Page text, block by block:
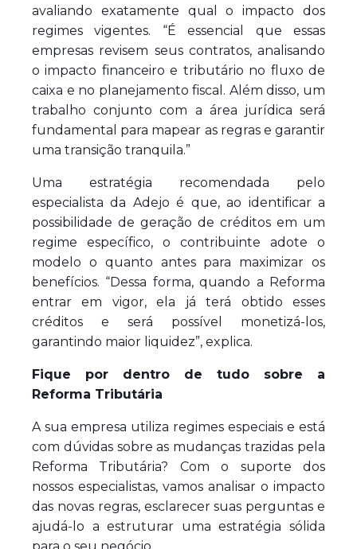
avaliando exatamente qual o impacto dos
regimes vigentes. “É essencial que essas
empresas revisem seus contratos, analisando
o impacto financeiro e tributário no fluxo de
caixa e no planejamento fiscal. Além disso, um
trabalho conjunto com a área jurídica será
fundamental para mapear as regras e garantir
uma transição tranquila.”
Uma estratégia recomendada pelo
especialista da Adejo é que, ao identificar a
possibilidade de geração de créditos em um
regime específico, o contribuinte adote o
modelo o quanto antes para maximizar os
benefícios. “Dessa forma, quando a Reforma
entrar em vigor, ela já terá obtido esses
créditos e será possível monetizá-los,
garantindo maior liquidez”, explica.
Fique por dentro de tudo sobre a
Reforma Tributária
A sua empresa utiliza regimes especiais e está
com dúvidas sobre as mudanças trazidas pela
Reforma Tributária? Com o suporte dos
nossos especialistas, vamos analisar o impacto
das novas regras, esclarecer suas perguntas e
ajudá-lo a estruturar uma estratégia sólida